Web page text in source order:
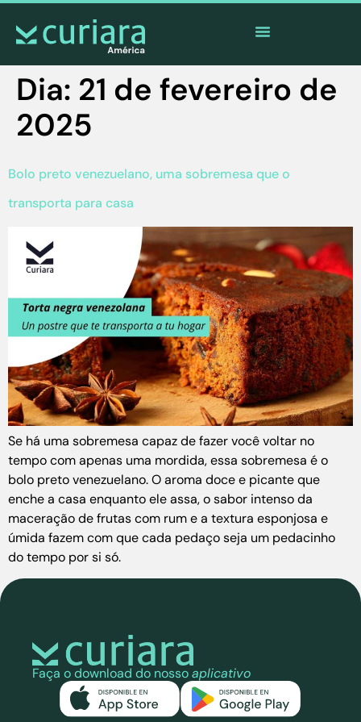
Dia: 21 de fevereiro de
2025
Bolo preto venezuelano, uma sobremesa que o
transporta para casa
Se há uma sobremesa capaz de fazer você voltar no
tempo com apenas uma mordida, essa sobremesa é o
bolo preto venezuelano. O aroma doce e picante que
enche a casa enquanto ele assa, o sabor intenso da
maceração de frutas com rum e a textura esponjosa e
úmida fazem com que cada pedaço seja um pedacinho
do tempo por si só.
Faça o download do nossoaplicativo